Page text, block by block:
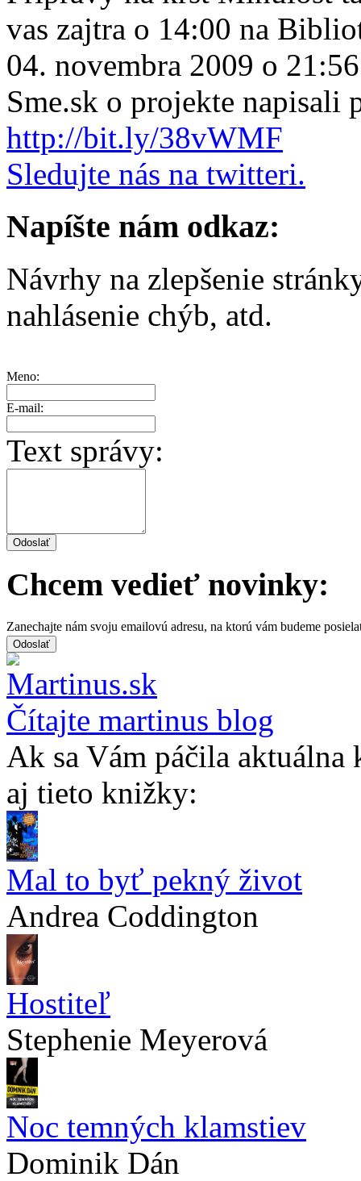
vas zajtra o 14:00 na
04. novembra 2009 o 21:56
Sme.sk o projekte napisali
http://bit.ly/38vWMF
Sledujte nás na twitteri.
Napíšte nám odkaz:
Návrhy na zlepšenie
nahlásenie chýb, atd.
Meno:
E-mail:
Text správy:
Chcem vedieť novinky:
Zanechajte nám svoju emailovú adresu, na ktorú vám budeme
Čítajte martinus blog
Ak sa Vám páčila
aj tieto knižky:
Mal to byť pekný život
Andrea Coddington
Hostiteľ
Stephenie Meyerová
Noc temných klamstiev
Dominik Dán